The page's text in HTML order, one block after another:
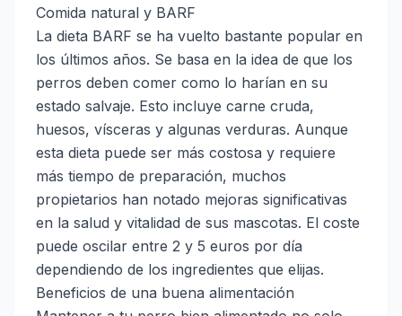
Comida natural y BARF
La dieta BARF se ha vuelto bastante popular en
los últimos años. Se basa en la idea de que los
perros deben comer como lo harían en su
estado salvaje. Esto incluye carne cruda,
huesos, vísceras y algunas verduras. Aunque
esta dieta puede ser más costosa y requiere
más tiempo de preparación, muchos
propietarios han notado mejoras significativas
en la salud y vitalidad de sus mascotas. El coste
puede oscilar entre 2 y 5 euros por día
dependiendo de los ingredientes que elijas.
Beneficios de una buena alimentación